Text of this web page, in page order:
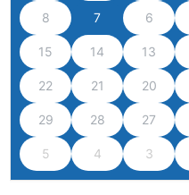
6
7
8
13
14
15
20
21
22
27
28
29
3
4
5